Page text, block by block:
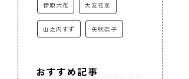
伊原六花 大友花恋
山之内すず 矢吹奈子
おすすめ記事